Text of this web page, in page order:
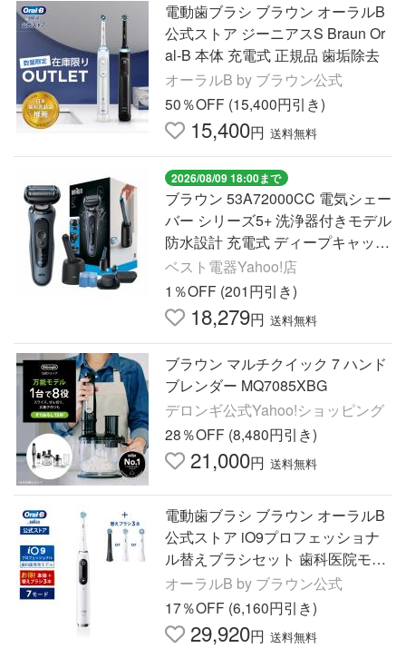
電動歯ブラシ ブラウン オーラルB
公式ストア ジーニアスS Braun Or
al-B 本体 充電式 正規品 歯垢除去
オーラルB by ブラウン公式
50％OFF (15,400円引き)
15,400円 送料無料
2026/08/09 18:00まで
ブラウン 53A72000CC 電気シェー
バー シリーズ5+ 洗浄器付きモデル
防水設計 充電式 ディープキャッチ
網刃 3枚刃 アズールブルー
ベスト電器Yahoo!店
1％OFF (201円引き)
18,279円 送料無料
ブラウン マルチクイック 7 ハンド
ブレンダー MQ7085XBG
デロンギ公式Yahoo!ショッピング
28％OFF (8,480円引き)
21,000円 送料無料
電動歯ブラシ ブラウン オーラルB
公式ストア iO9プロフェッショナ
ル替えブラシセット 歯科医院モデ
ル Braun Oral-B 本体 充電式 回転
式 正規品 歯垢除去 歯磨き
オーラルB by ブラウン公式
17％OFF (6,160円引き)
29,920円 送料無料